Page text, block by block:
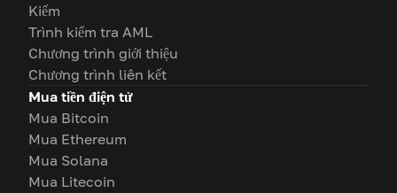
Kiếm
Trình kiểm tra AML
Chương trình giới thiệu
Chương trình liên kết
Mua tiền điện tử
Mua Bitcoin
Mua Ethereum
Mua Solana
Mua Litecoin